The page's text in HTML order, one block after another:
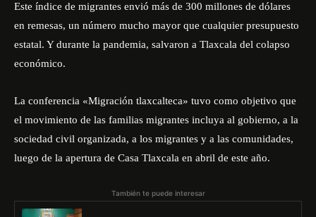
Este índice de migrantes envió más de 300 millones de dólares
en remesas, un número mucho mayor que cualquier presupuesto
estatal. Y durante la pandemia, salvaron a Tlaxcala del colapso
económico.
La conferencia «Migración tlaxcalteca» tuvo como objetivo que
el movimiento de las familias migrantes incluya al gobierno, a la
sociedad civil organizada, a los migrantes y a las comunidades,
luego de la apertura de Casa Tlaxcala en abril de este año.
También te puede interesar